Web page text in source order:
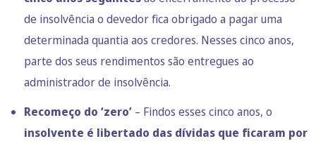
de insolvência o devedor fica obrigado a pagar uma
determinada quantia aos credores. Nesses cinco anos,
parte dos seus rendimentos são entregues ao
administrador de insolvência.
Recomeço do ‘zero’ – Findos esses cinco anos, o
insolvente é libertado das dívidas que ficaram por